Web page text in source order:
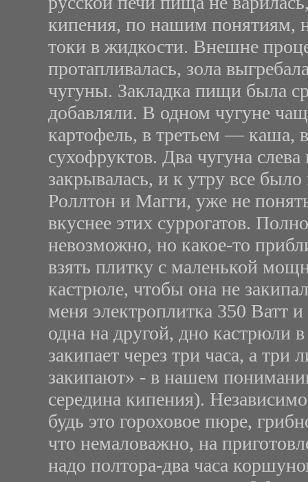
кипения, по нашим понятиям,
токи в жидкости. Внешне
протапливалась, зола
чугуны. Закладка пищи была
добавляли. В одном чугуне
картофель, в третьем — каша,
сухофруктов. Два чугуна слева
закрывалась, и к утру все
Роллтон и Магги, уже не
вкуснее этих суррогатов.
невозможно, но какое-то
взять плитку с маленькой
кастрюле, чтобы она не
меня электроплитка 350 Ватт
одна на другой, дно кастрюли
закипает через три часа, а
закипают» - в нашем
середина кипения).
будь это гороховое пюре,
что немаловажно, на
надо полтора-два часа